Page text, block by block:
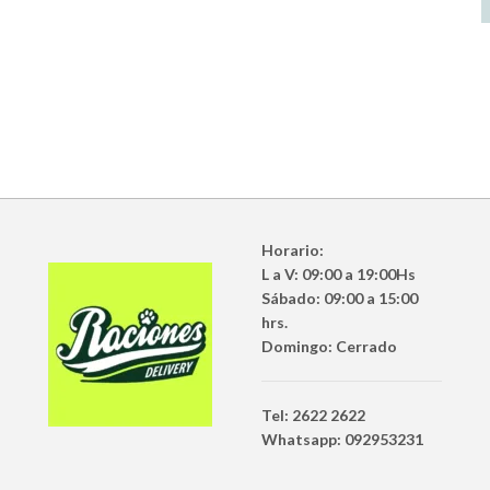
Horario:
L a V: 09:00 a 19:00Hs
Sábado: 09:00 a 15:00
hrs.
Domingo: Cerrado
Tel: 2622 2622
Whatsapp: 092953231